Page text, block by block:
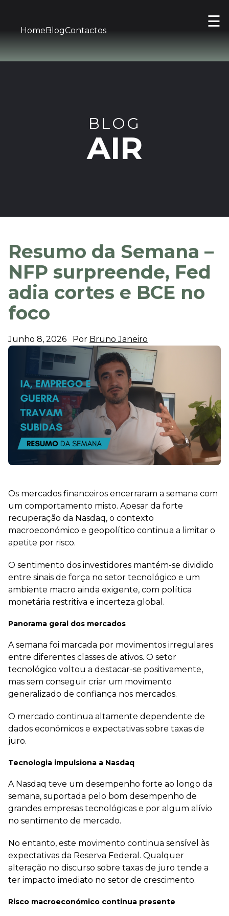
☰
HomeBlogContactos
BLOG
AIR
Resumo da Semana –
NFP surpreende, Fed
adia cortes e BCE no
foco
Junho 8, 2026 Por Bruno Janeiro
Os mercados financeiros encerraram a semana com
um comportamento misto. Apesar da forte
recuperação da Nasdaq, o contexto
macroeconómico e geopolítico continua a limitar o
apetite por risco.
O sentimento dos investidores mantém-se dividido
entre sinais de força no setor tecnológico e um
ambiente macro ainda exigente, com política
monetária restritiva e incerteza global.
Panorama geral dos mercados
A semana foi marcada por movimentos irregulares
entre diferentes classes de ativos. O setor
tecnológico voltou a destacar-se positivamente,
mas sem conseguir criar um movimento
generalizado de confiança nos mercados.
O mercado continua altamente dependente de
dados económicos e expectativas sobre taxas de
juro.
Tecnologia impulsiona a Nasdaq
A Nasdaq teve um desempenho forte ao longo da
semana, suportada pelo bom desempenho de
grandes empresas tecnológicas e por algum alívio
no sentimento de mercado.
No entanto, este movimento continua sensível às
expectativas da Reserva Federal. Qualquer
alteração no discurso sobre taxas de juro tende a
ter impacto imediato no setor de crescimento.
Risco macroeconómico continua presente